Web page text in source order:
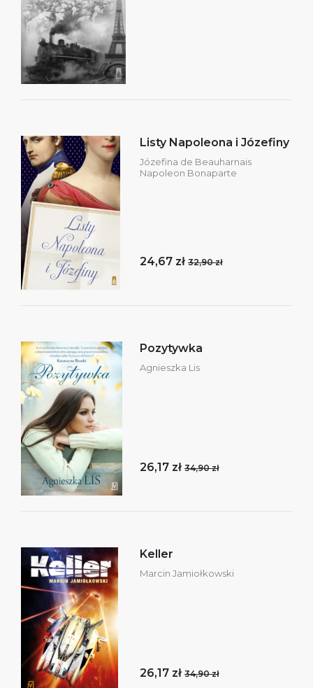
Listy Napoleona i Józefiny
Józefina de Beauharnais
Napoleon Bonaparte
24,67 zł 32,90 zł
Pozytywka
Agnieszka Lis
26,17 zł 34,90 zł
Keller
Marcin Jamiołkowski
26,17 zł 34,90 zł